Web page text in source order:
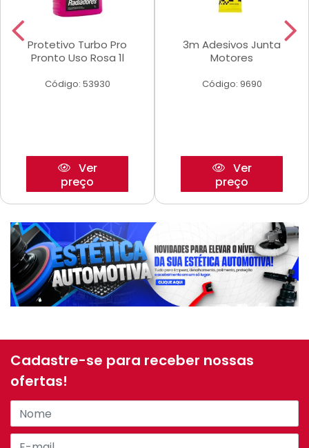
Protetivo Turbo Pro
Pronto Uso Rosa 1l
Código: 53930
Ver
preço
3m Adesivos Junta
Motores
Código: 9690
Ver
preço
Cadastre-se para receber nossas
ofertas!